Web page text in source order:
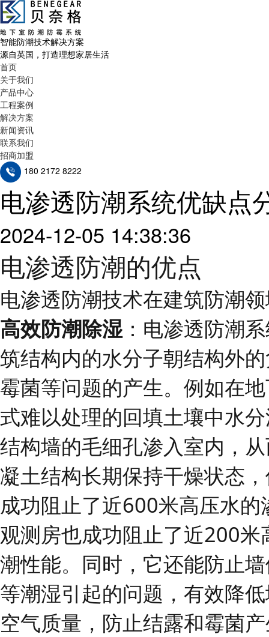
智能防潮技术解决方案
源自英国，打造理想家居生活
首页
关于我们
产品中心
工程案例
解决方案
新闻资讯
联系我们
招商加盟
180 2172 8222
电渗透防潮系统优缺点
2024-12-05 14:38:36
电渗透防潮的优点
电渗透防潮技术在建筑防潮
高效防潮除湿 ：电渗透防潮
筑结构内的水分子朝结构外
霉菌等问题的产生。例如在
式难以处理的回填土壤中水
结构墙的毛细孔渗入室内，
凝土结构长期保持干燥状态
成功阻止了近600米高压水
观测房也成功阻止了近200
潮性能。同时，它还能防止
等潮湿引起的问题，有效降
空气质量，防止结露和霉菌